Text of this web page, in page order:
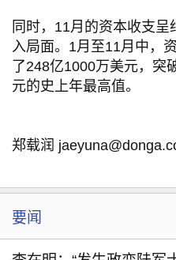
同时，11月的资本收支
入局面。1月至11月中，
了248亿1000万美元，突
元的史上年最高值。
郑载润
要闻